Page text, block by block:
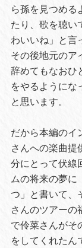
ら孫を見つめる
たり、歌を聴い
わいいね」と言
その後地元のア
辞めてもなおひ
をやるようにな
と思います。
だから本編のイ
さんへの楽曲提
分にとって伏線
ムの将来の夢に
つ」と書いて、
さんのツアーの
で伶菜さんがそ
をしてくれたん